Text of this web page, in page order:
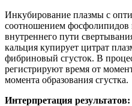
Инкубирование плазмы с
соотношением фосфолипидов
внутреннего пути
кальция купирует цитрат
фибриновый сгусток. В
регистрируют время от
момента образования сгустка.
Интерпретация результатов: